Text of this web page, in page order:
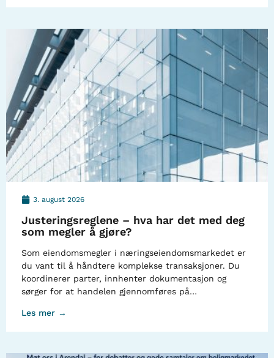
3. august 2026
Justeringsreglene – hva har det med deg
som megler å gjøre?
Som eiendomsmegler i næringseiendomsmarkedet er
du vant til å håndtere komplekse transaksjoner. Du
koordinerer parter, innhenter dokumentasjon og
sørger for at handelen gjennomføres på…
Les mer →